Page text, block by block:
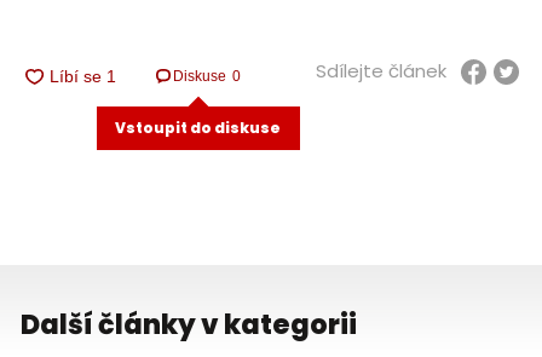
Diskuse 0
Vstoupit do diskuse
Sdílejte článek
Další články v kategorii